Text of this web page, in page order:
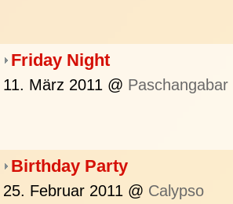
Friday Night
11. März 2011 @ Paschangabar
Birthday Party
25. Februar 2011 @ Calypso